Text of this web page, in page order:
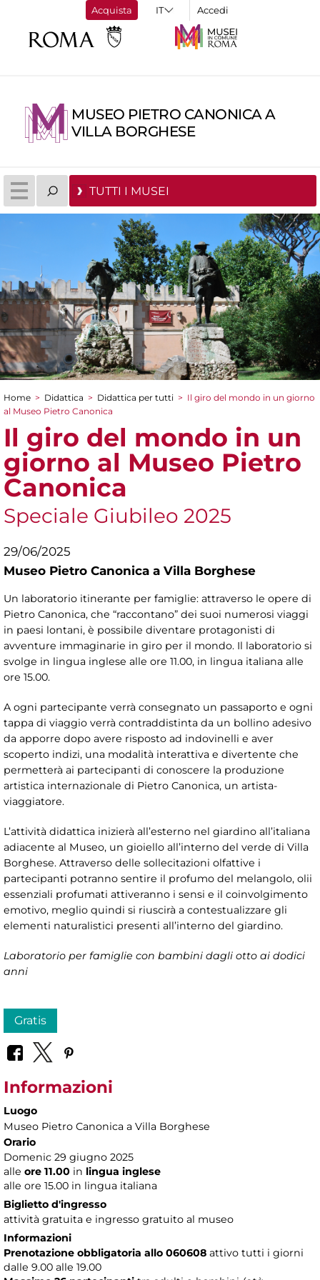
Acquista Accedi
MUSEO PIETRO CANONICA A
VILLA BORGHESE
TUTTI I MUSEI
Tu sei qui
Home > Didattica > Didattica per tutti > Il giro del mondo in un giorno
al Museo Pietro Canonica
Il giro del mondo in un
giorno al Museo Pietro
Canonica
Speciale Giubileo 2025
29/06/2025
Museo Pietro Canonica a Villa Borghese
Un laboratorio itinerante per famiglie: attraverso le opere di
Pietro Canonica, che “raccontano” dei suoi numerosi viaggi
in paesi lontani, è possibile diventare protagonisti di
avventure immaginarie in giro per il mondo. Il laboratorio si
svolge in lingua inglese alle ore 11.00, in lingua italiana alle
ore 15.00.
A ogni partecipante verrà consegnato un passaporto e ogni
tappa di viaggio verrà contraddistinta da un bollino adesivo
da apporre dopo avere risposto ad indovinelli e aver
scoperto indizi, una modalità interattiva e divertente che
permetterà ai partecipanti di conoscere la produzione
artistica internazionale di Pietro Canonica, un artista-
viaggiatore.
L’attività didattica inizierà all’esterno nel giardino all’italiana
adiacente al Museo, un gioiello all’interno del verde di Villa
Borghese. Attraverso delle sollecitazioni olfattive i
partecipanti potranno sentire il profumo del melangolo, olii
essenziali profumati attiveranno i sensi e il coinvolgimento
emotivo, meglio quindi si riuscirà a contestualizzare gli
elementi naturalistici presenti all’interno del giardino.
Laboratorio per famiglie con bambini dagli otto ai dodici
anni
Gratis
Informazioni
Luogo
Museo Pietro Canonica a Villa Borghese
Orario
Domenic 29 giugno 2025
alle ore 11.00 in lingua inglese
alle ore 15.00 in lingua italiana
Biglietto d'ingresso
attività gratuita e ingresso gratuito al museo
Informazioni
Prenotazione obbligatoria allo 060608 attivo tutti i giorni
dalle 9.00 alle 19.00